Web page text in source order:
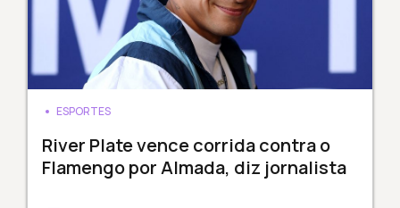
ESPORTES
River Plate vence corrida contra o
Flamengo por Almada, diz jornalista